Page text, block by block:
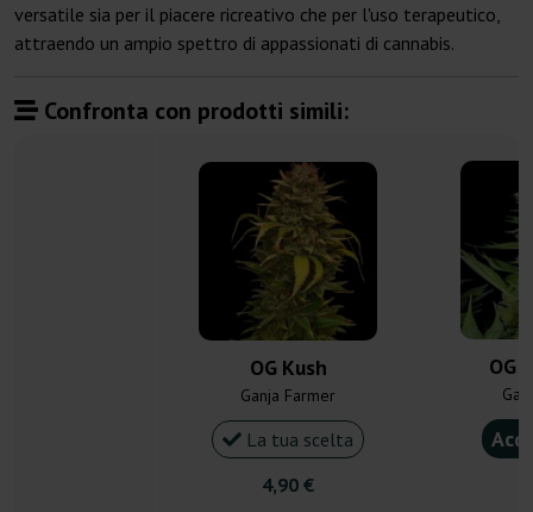
versatile sia per il piacere ricreativo che per l'uso terapeutico,
attraendo un ampio spettro di appassionati di cannabis.
Confronta con prodotti simili:
OG Kush
Ganja Farmer
La tua scelta
4,90 €
OG